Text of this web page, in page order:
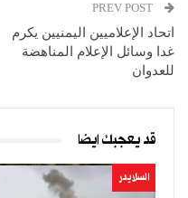
اتحاد الإعلاميين اليمنيين يكرم
غدا وسائل الإعلام المناهضة
للعدوان
قد يعجبك ايضا
السلايدر